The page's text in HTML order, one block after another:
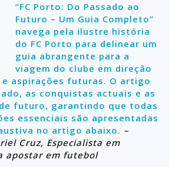
“FC Porto: Do Passado ao
Futuro – Um Guia Completo”
navega pela ilustre história
do FC Porto para delinear um
guia abrangente para a
viagem do clube em direção
aspirações futuras. O artigo
as conquistas actuais e as
futuro, garantindo que todas
essenciais são apresentadas
no artigo abaixo. –
Cruz, Especialista em
apostar em futebol